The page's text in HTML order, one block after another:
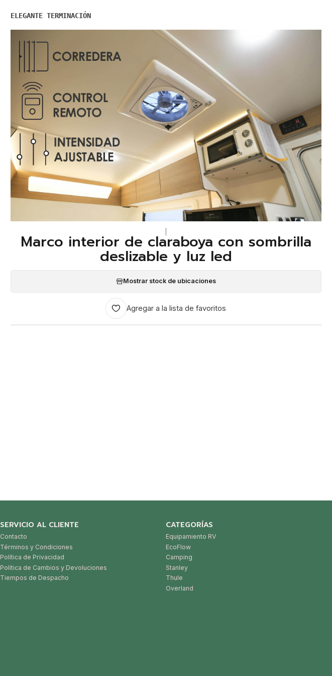
ELEGANTE TERMINACIÓN
Marco interior de claraboya con sombrilla
deslizable y luz led
Mostrar stock de ubicaciones
Agregar a la lista de favoritos
SERVICIO AL CLIENTE
Contacto
Términos y Condiciones
Política de Privacidad
Política de Cambios y Devoluciones
Tiempos de Despacho
CATEGORÍAS
Equipamiento RV
EcoFlow
Camping
Stanley
Thule
Overland